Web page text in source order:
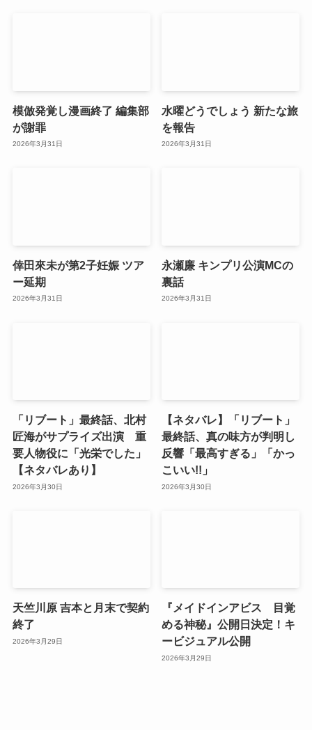
模倣発覚し漫画終了 編集部
が謝罪
2026年3月31日
水曜どうでしょう 新たな旅
を報告
2026年3月31日
倖田來未が第2子妊娠 ツア
ー延期
2026年3月31日
永瀬廉 キンプリ公演MCの
裏話
2026年3月31日
「リブート」最終話、北村
匠海がサプライズ出演 重
要人物役に「光栄でした」
【ネタバレあり】
2026年3月30日
【ネタバレ】「リブート」
最終話、真の味方が判明し
反響「最高すぎる」「かっ
こいい!!」
2026年3月30日
天竺川原 吉本と月末で契約
終了
2026年3月29日
『メイドインアビス 目覚
める神秘』公開日決定！キ
ービジュアル公開
2026年3月29日